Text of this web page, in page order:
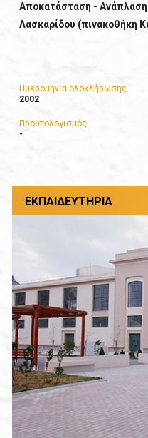
Αποκατάσταση - Ανάπλαση
Λασκαρίδου (πινακοθήκη
Ημερομηνία ολοκλήρωσης
2002
Προϋπολογισμός
-
ΕΚΠΑΙΔΕΥΤΉΡΙΑ